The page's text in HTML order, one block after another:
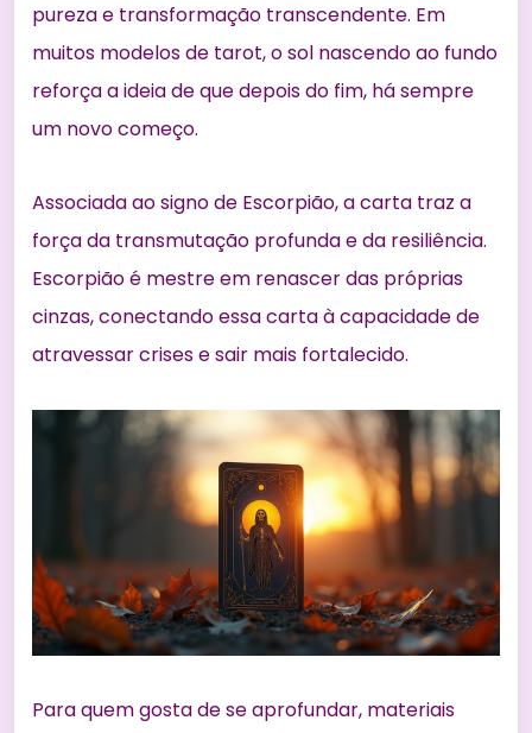
pureza e transformação transcendente. Em
muitos modelos de tarot, o sol nascendo ao fundo
reforça a ideia de que depois do fim, há sempre
um novo começo.
Associada ao signo de Escorpião, a carta traz a
força da transmutação profunda e da resiliência.
Escorpião é mestre em renascer das próprias
cinzas, conectando essa carta à capacidade de
atravessar crises e sair mais fortalecido.
Para quem gosta de se aprofundar, materiais